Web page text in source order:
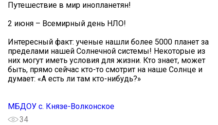
Путешествие в мир инопланетян!
2 июня – Всемирный день НЛО!
Интересный факт: ученые нашли более 5000 планет за
пределами нашей Солнечной системы! Некоторые из
них могут иметь условия для жизни. Кто знает, может
быть, прямо сейчас кто-то смотрит на наше Солнце и
думает: «А есть ли там кто-нибудь?»
МБДОУ с. Князе-Волконское
34